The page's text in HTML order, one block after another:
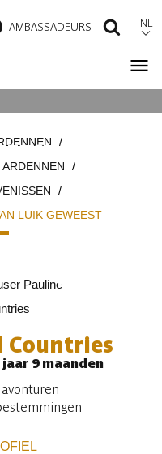
AMBASSADEURS NL
LUIK GEWEEST
Countries
9 maanden